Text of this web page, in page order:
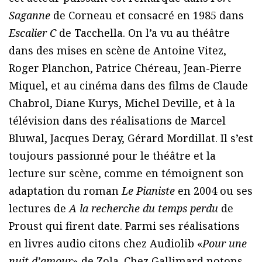
Saganne de Corneau et consacré en 1985 dans
Escalier Cde Tacchella. On l’a vu au théâtre
dans des mises en scène de Antoine Vitez,
Roger Planchon, Patrice Chéreau, Jean-Pierre
Miquel, et au cinéma dans des films de Claude
Chabrol, Diane Kurys, Michel Deville, et à la
télévision dans des réalisations de Marcel
Bluwal, Jacques Deray, Gérard Mordillat. Il s’est
toujours passionné pour le théâtre et la
lecture sur scène, comme en témoignent son
adaptation du romanLe Pianiste en 2004 ou ses
lectures deA la recherche du temps perdu de
Proust qui firent date. Parmi ses réalisations
en livres audio citons chez Audiolib «Pour une